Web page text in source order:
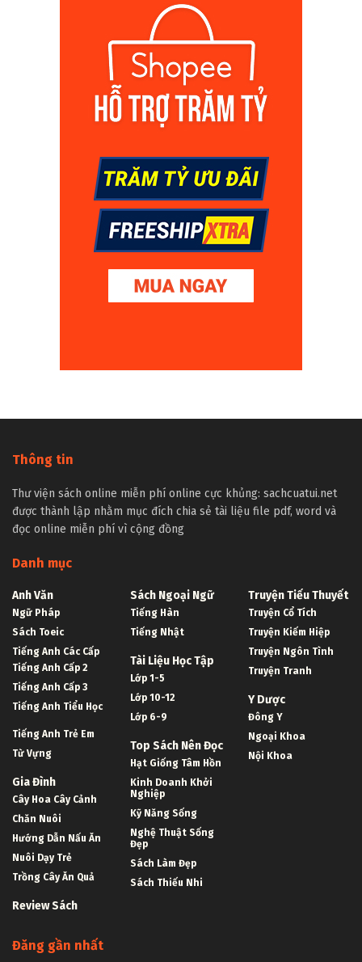
Thông tin
Thư viện sách online miễn phí online cực khủng: sachcuatui.net
được thành lập nhằm mục đích chia sẻ tài liệu file pdf, word và
đọc online miễn phí vì cộng đồng
Danh mục
Anh Văn
Ngữ Pháp
Sách Toeic
Tiếng Anh Các Cấp
Tiếng Anh Cấp 2
Tiếng Anh Cấp 3
Tiếng Anh Tiểu Học
Tiếng Anh Trẻ Em
Từ Vựng
Gia Đình
Cây Hoa Cây Cảnh
Chăn Nuôi
Hướng Dẫn Nấu Ăn
Nuôi Dạy Trẻ
Trồng Cây Ăn Quả
Review Sách
Sách Ngoại Ngữ
Tiếng Hàn
Tiếng Nhật
Tài Liệu Học Tập
Lớp 1-5
Lớp 10-12
Lớp 6-9
Top Sách Nên Đọc
Hạt Giống Tâm Hồn
Kinh Doanh Khởi
Nghiệp
Kỹ Năng Sống
Nghệ Thuật Sống
Đẹp
Sách Làm Đẹp
Sách Thiếu Nhi
Truyện Tiểu Thuyết
Truyện Cổ Tích
Truyện Kiếm Hiệp
Truyện Ngôn Tình
Truyện Tranh
Y Dược
Đông Y
Ngoại Khoa
Nội Khoa
Đăng gần nhất